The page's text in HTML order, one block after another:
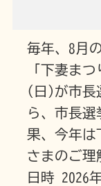
毎年、8月
「下妻ま
(日)が市長
ら、市長
果、今年は
さまのご理
日時 2026